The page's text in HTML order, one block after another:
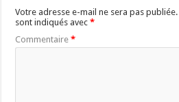
Votre adresse e-mail ne sera pas publiée.
sont indiqués avec*
Commentaire*